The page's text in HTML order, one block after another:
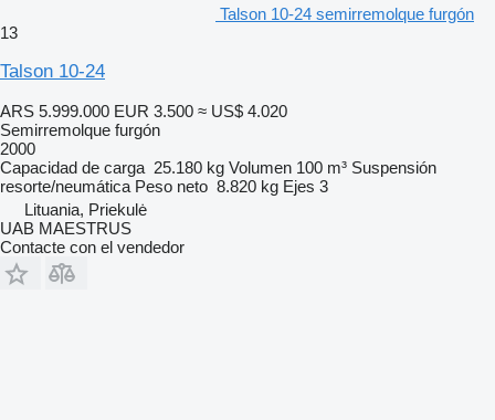
Talson 10-24 semirremolque furgón
13
Talson 10-24
ARS 5.999.000 EUR 3.500 ≈ US$ 4.020
Semirremolque furgón
2000
Capacidad de carga 25.180 kg Volumen 100 m³ Suspensión
resorte/neumática Peso neto 8.820 kg Ejes 3
Lituania, Priekulė
UAB MAESTRUS
Contacte con el vendedor